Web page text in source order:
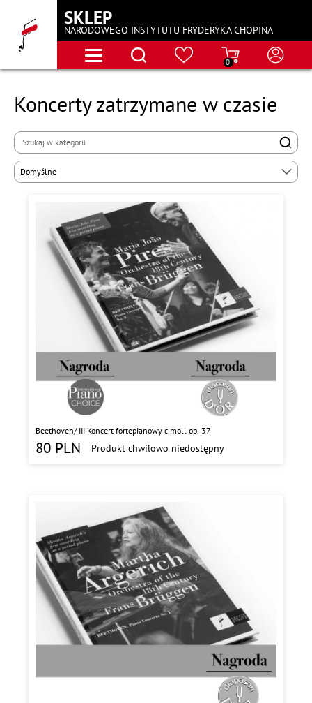
SKLEP
NARODOWEGO INSTYTUTU FRYDERYKA CHOPINA
0
Koncerty zatrzymane w czasie
Domyślne
Beethoven/ III Koncert fortepianowy c-moll op. 37
80 PLN Produkt chwilowo niedostępny